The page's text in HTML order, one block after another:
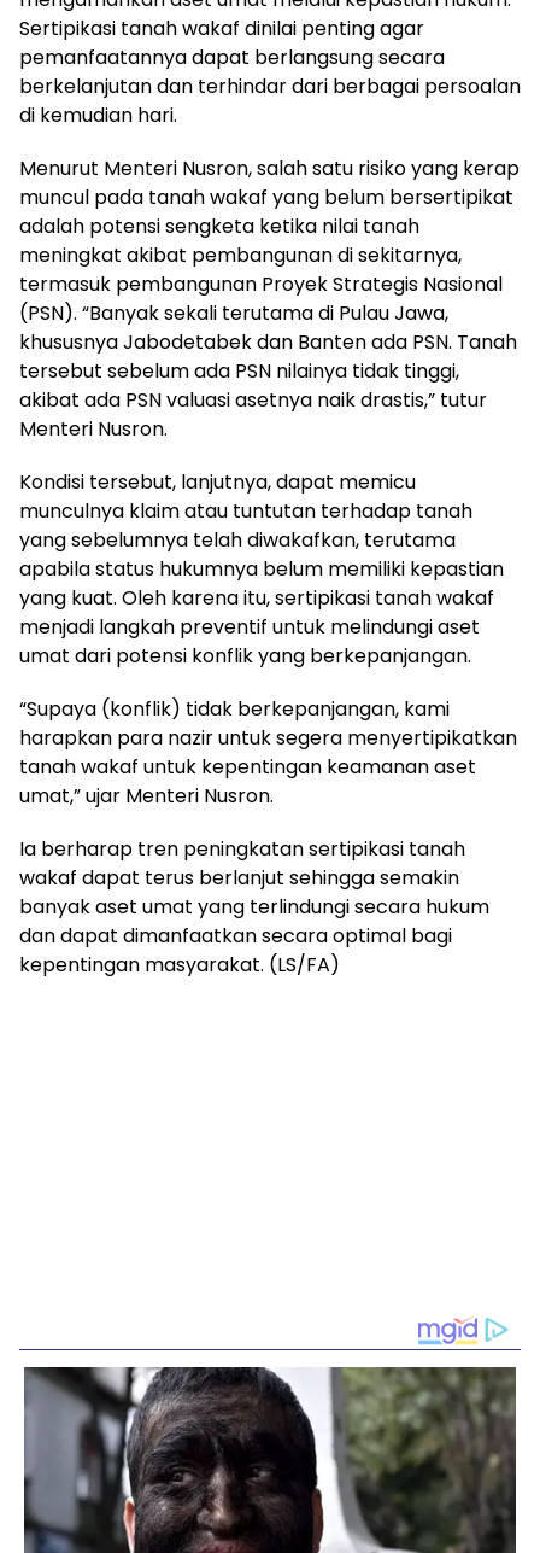
Sertipikasi tanah wakaf dinilai penting agar
pemanfaatannya dapat berlangsung secara
berkelanjutan dan terhindar dari berbagai persoalan
di kemudian hari.
Menurut Menteri Nusron, salah satu risiko yang kerap
muncul pada tanah wakaf yang belum bersertipikat
adalah potensi sengketa ketika nilai tanah
meningkat akibat pembangunan di sekitarnya,
termasuk pembangunan Proyek Strategis Nasional
(PSN). “Banyak sekali terutama di Pulau Jawa,
khususnya Jabodetabek dan Banten ada PSN. Tanah
tersebut sebelum ada PSN nilainya tidak tinggi,
akibat ada PSN valuasi asetnya naik drastis,” tutur
Menteri Nusron.
Kondisi tersebut, lanjutnya, dapat memicu
munculnya klaim atau tuntutan terhadap tanah
yang sebelumnya telah diwakafkan, terutama
apabila status hukumnya belum memiliki kepastian
yang kuat. Oleh karena itu, sertipikasi tanah wakaf
menjadi langkah preventif untuk melindungi aset
umat dari potensi konflik yang berkepanjangan.
“Supaya (konflik) tidak berkepanjangan, kami
harapkan para nazir untuk segera menyertipikatkan
tanah wakaf untuk kepentingan keamanan aset
umat,” ujar Menteri Nusron.
Ia berharap tren peningkatan sertipikasi tanah
wakaf dapat terus berlanjut sehingga semakin
banyak aset umat yang terlindungi secara hukum
dan dapat dimanfaatkan secara optimal bagi
kepentingan masyarakat. (LS/FA)